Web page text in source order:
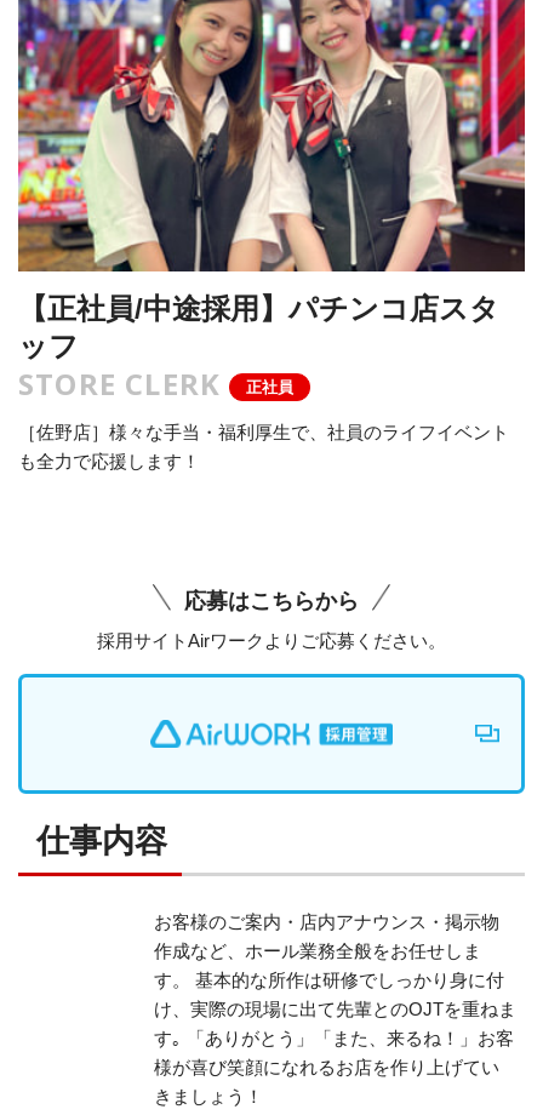
【正社員/中途採用】パチンコ店スタ
ッフ
STORE CLERK 正社員
［佐野店］様々な手当・福利厚生で、社員のライフイベント
も全力で応援します！
応募はこちらから
採用サイトAirワークよりご応募ください。
仕事内容
お客様のご案内・店内アナウンス・掲示物
作成など、ホール業務全般をお任せしま
す。
基本的な所作は研修でしっかり身に付
け、実際の現場に出て先輩とのOJTを重ねま
す｡
「ありがとう」「また、来るね！」お客
様が喜び笑顔になれるお店を作り上げてい
きましょう！